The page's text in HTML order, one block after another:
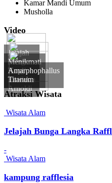
Kamar Mandi Umum
Musholla
Video
Jelajah
Bunga
Langka
Rafflesia
Arnoldi
Menikmati
Kopi
Luwak
Amarphophallus
Titanum
Atraksi Wisata
Wisata Alam
Jelajah Bunga Langka
-
Wisata Alam
kampung rafflesia